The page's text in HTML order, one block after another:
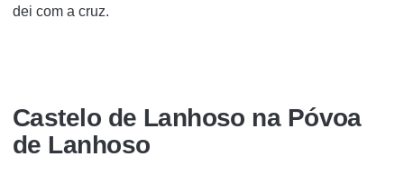
dei com a cruz.
Castelo de Lanhoso na Póvoa
de Lanhoso